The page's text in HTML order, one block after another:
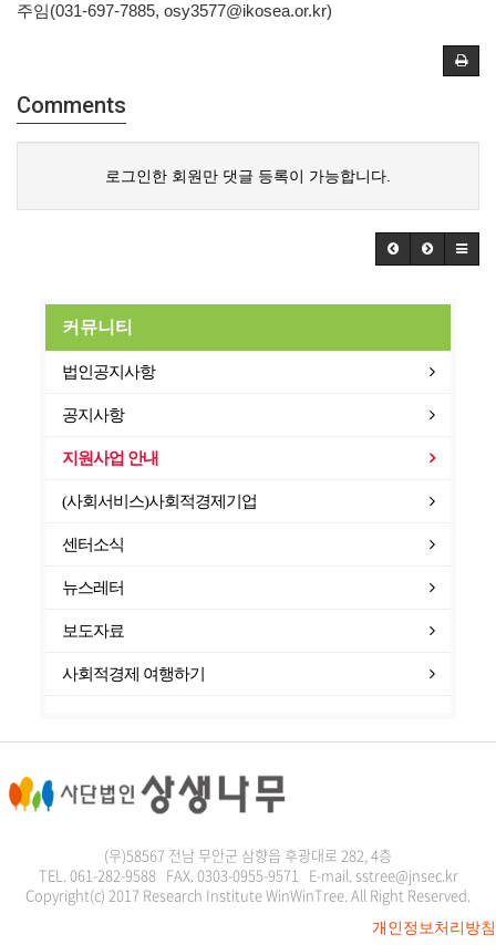
주임(031-697-7885, osy3577@ikosea.or.kr)
Comments
로그인한 회원만 댓글 등록이 가능합니다.
커뮤니티
법인공지사항
공지사항
지원사업 안내
(사회서비스)사회적경제기업
센터소식
뉴스레터
보도자료
사회적경제 여행하기
(우)58567 전남 무안군 삼향읍 후광대로 282, 4층
TEL. 061-282-9588 FAX. 0303-0955-9571 E-mail. sstree@jnsec.kr
Copyright(c) 2017 Research Institute WinWinTree. All Right Reserved.
개인정보처리방침